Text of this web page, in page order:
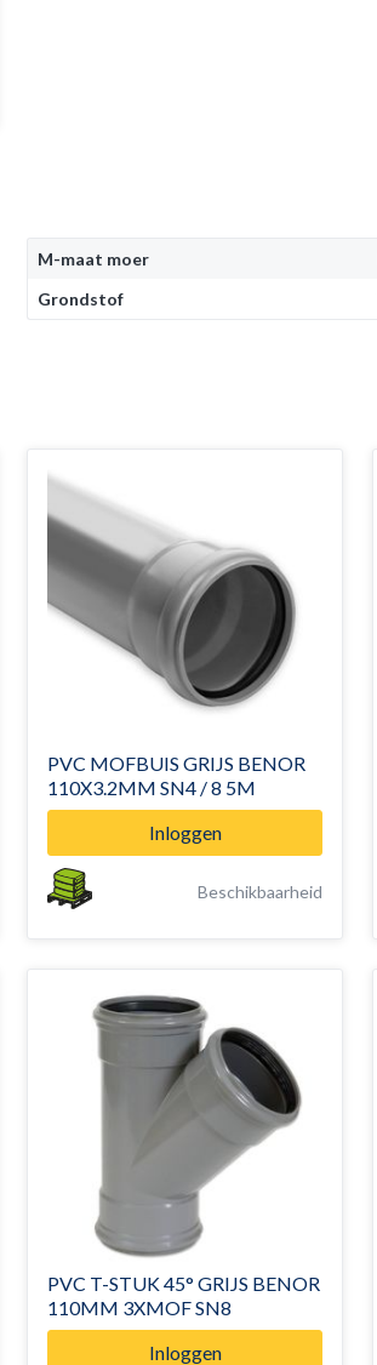
M-maat moer
Grondstof
PVC MOFBUIS GRIJS BENOR
110X3.2MM SN4 / 8 5M
Inloggen
Beschikbaarheid
PVC T-STUK 45° GRIJS BENOR
110MM 3XMOF SN8
Inloggen